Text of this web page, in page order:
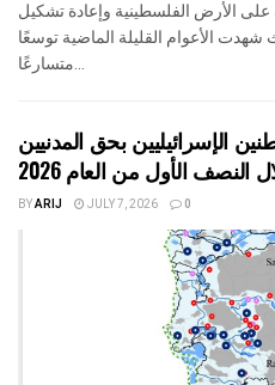
على الأرض الفلسطينية وإعادة تشكيل
شهدت الأعوام القليلة الماضية توسعًا
متسارعًا...
الإسرائيليين بحق المدنيين
الأول من العام 2026
BYARIJ JULY 7, 2026 0